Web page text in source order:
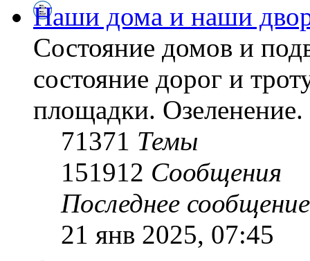
Наши дома и наши
Состояние домов и
состояние дорог и
площадки.
71371 Темы
151912 Сообщения
Последнее сообщение
21 янв 2025, 07:45